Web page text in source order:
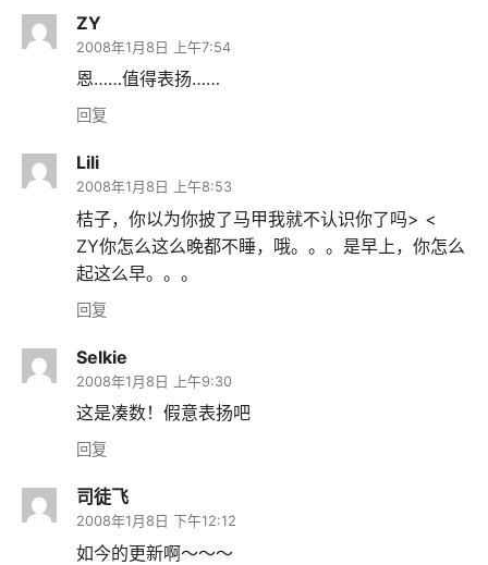
ZY
2008年1月8日 上午7:54
恩……值得表扬……
回复
Lili
2008年1月8日 上午8:53
桔子，你以为你披了马甲我就不认识你了吗> <
ZY你怎么这么晚都不睡，哦。。。是早上，你怎么
起这么早。。。
回复
Selkie
2008年1月8日 上午9:30
这是凑数！假意表扬吧
回复
司徒飞
2008年1月8日 下午12:12
如今的更新啊～～～